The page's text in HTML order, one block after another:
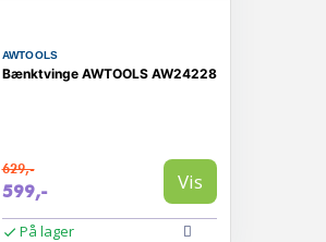
AWTOOLS
Bænktvinge AWTOOLS AW24228
629,-
599,- Vis
På lager